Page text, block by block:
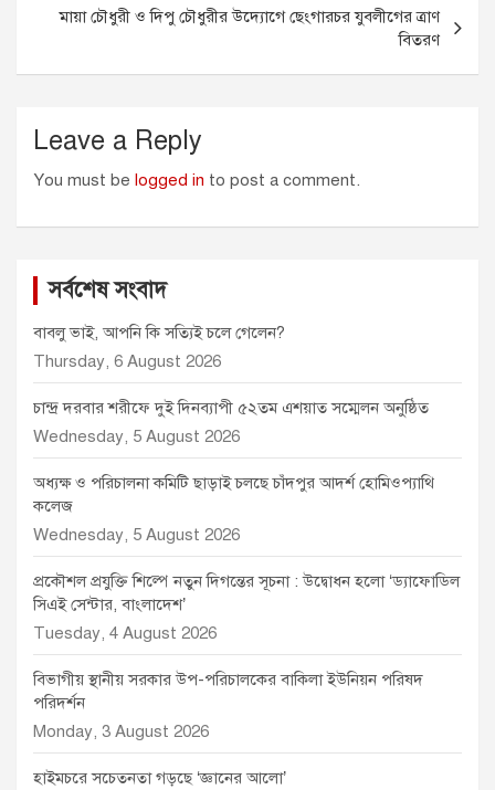
k
e
p
মায়া চৌধুরী ও দিপু চৌধুরীর উদ্যোগে ছেংগারচর যুবলীগের ত্রাণ
বিতরণ
Leave a Reply
You must be logged in to post a comment.
সর্বশেষ সংবাদ
বাবলু ভাই, আপনি কি সত্যিই চলে গেলেন?
Thursday, 6 August 2026
চান্দ্র দরবার শরীফে দুই দিনব্যাপী ৫২তম এশয়াত সম্মেলন অনুষ্ঠিত
Wednesday, 5 August 2026
অধ্যক্ষ ও পরিচালনা কমিটি ছাড়াই চলছে চাঁদপুর আদর্শ হোমিওপ্যাথি
কলেজ
Wednesday, 5 August 2026
প্রকৌশল প্রযুক্তি শিল্পে নতুন দিগন্তের সূচনা : উদ্বোধন হলো ‘ড্যাফোডিল
সিএই সেন্টার, বাংলাদেশ’
Tuesday, 4 August 2026
বিভাগীয় স্থানীয় সরকার উপ-পরিচালকের বাকিলা ইউনিয়ন পরিষদ
পরিদর্শন
Monday, 3 August 2026
হাইমচরে সচেতনতা গড়ছে ‘জ্ঞানের আলো’